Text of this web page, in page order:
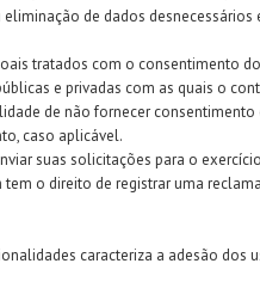
de dados desnecessários
tratados com o consentimento
e privadas com as quais o
de não fornecer consentimento
caso aplicável.
suas solicitações para o
o direito de registrar uma
caracteriza a adesão